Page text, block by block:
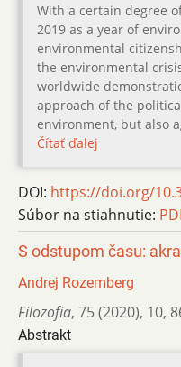
With a certain degree
2019 as a year of
environmental
the environmental
worldwide
approach of the
environment, but also
Čítať ďalej
DOI: https://doi.org/
Súbor na stiahnutie:
S odstupom času:
Andrej Rozemberg
Filozofia, 75 (2020), 10,
Abstrakt